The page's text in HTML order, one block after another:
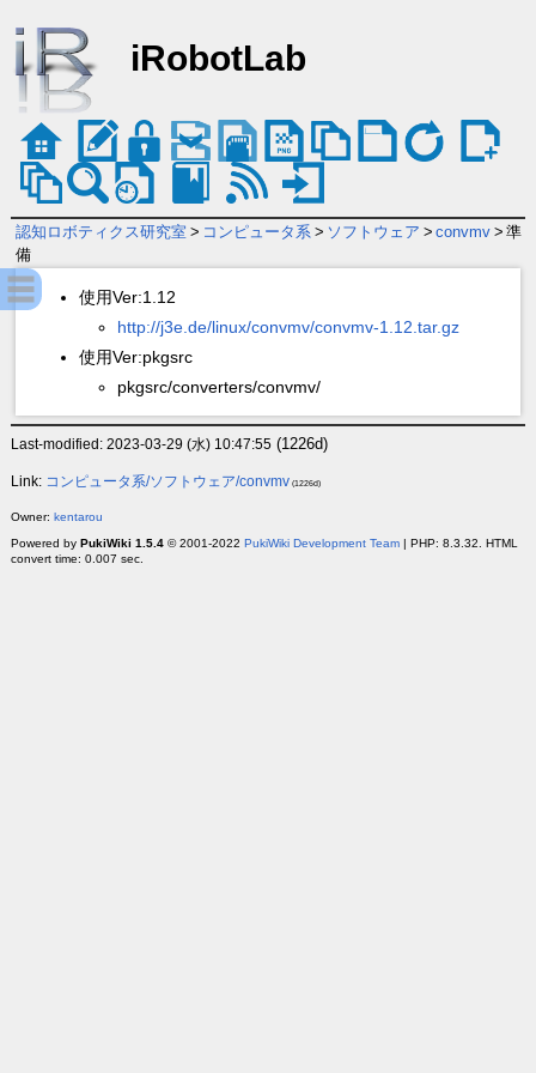
iRobotLab
認知ロボティクス研究室 > コンピュータ系 > ソフトウェア > convmv > 準
備
使用Ver:1.12
http://j3e.de/linux/convmv/convmv-1.12.tar.gz
使用Ver:pkgsrc
pkgsrc/converters/convmv/
Last-modified: 2023-03-29 (水) 10:47:55(1226d)
Link: コンピュータ系/ソフトウェア/convmv(1226d)
Owner: kentarou
Powered by PukiWiki 1.5.4© 2001-2022 PukiWiki Development Team| PHP: 8.3.32. HTML
convert time: 0.007 sec.